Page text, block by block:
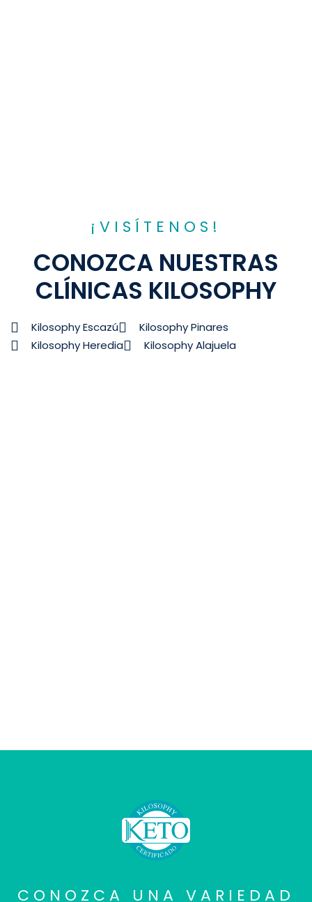
¡VISÍTENOS!
CONOZCA NUESTRAS
CLÍNICAS KILOSOPHY
Kilosophy Escazú
Kilosophy Pinares
Kilosophy Heredia
Kilosophy Alajuela
CONOZCA UNA VARIEDAD